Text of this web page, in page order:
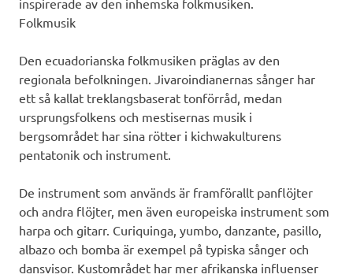
inspirerade av den inhemska folkmusiken.
Folkmusik
Den ecuadorianska folkmusiken präglas av den
regionala befolkningen. Jivaroindianernas sånger har
ett så kallat treklangsbaserat tonförråd, medan
ursprungsfolkens och mestisernas musik i
bergsområdet har sina rötter i kichwakulturens
pentatonik och instrument.
De instrument som används är framförallt panflöjter
och andra flöjter, men även europeiska instrument som
harpa och gitarr. Curiquinga, yumbo, danzante, pasillo,
albazo och bomba är exempel på typiska sånger och
dansvisor. Kustområdet har mer afrikanska influenser